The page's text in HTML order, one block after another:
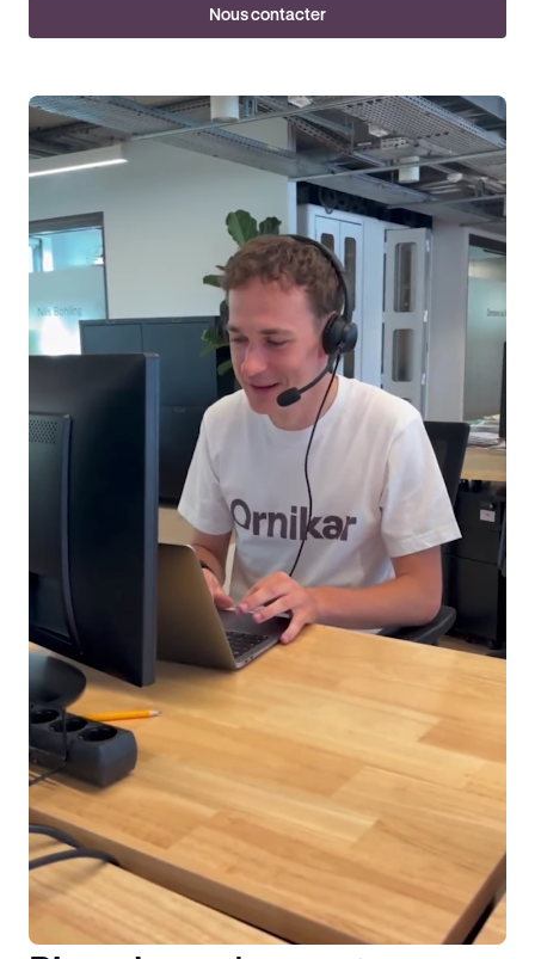
Nous contacter